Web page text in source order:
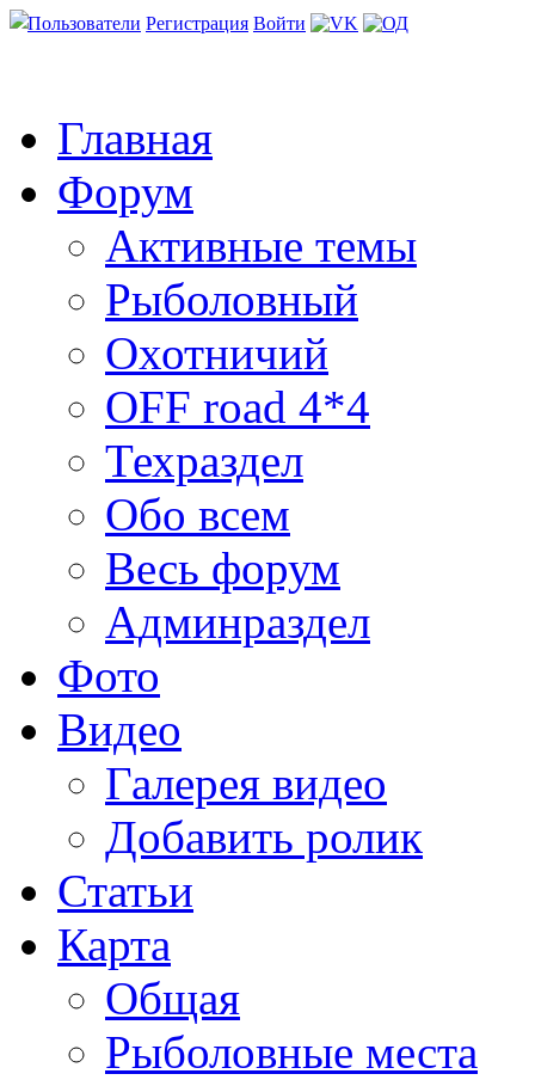
Пользователи Регистрация Войти
Главная
Форум
Активные темы
Рыболовный
Охотничий
OFF road 4*4
Техраздел
Обо всем
Весь форум
Админраздел
Фото
Видео
Галерея видео
Добавить ролик
Статьи
Карта
Общая
Рыболовные места